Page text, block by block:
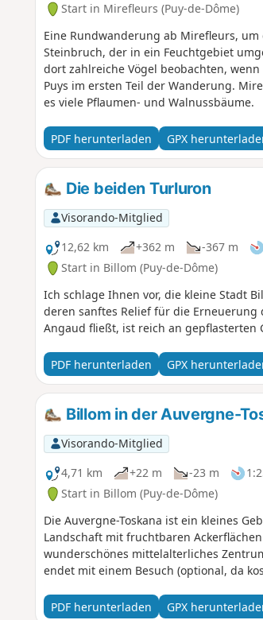
Start in Mirefleurs (Puy-de-Dôme)
Eine Rundwanderung ab Mirefleurs,
Steinbruch, der in ein Feuchtgebiet
dort zahlreiche Vögel beobachten,
Puys im ersten Teil der Wanderung.
es viele Pflaumen- und Walnussbäume.
PDF herunterladen GPX
Die beiden Turluron
Visorando-Mitglied
12,62 km
+362 m -367 m
Start in Billom (Puy-de-Dôme)
Ich schlage Ihnen vor, die kleine Stadt
deren sanftes Relief für die
Angaud fließt, ist reich an gepflasterten
PDF herunterladen GPX
Billom in der Auvergne-
Visorando-Mitglied
4,71 km
+22 m -23 m
Start in Billom (Puy-de-Dôme)
Die Auvergne-Toskana ist ein kleines
Landschaft mit fruchtbaren
wunderschönes mittelalterliches
endet mit einem Besuch (optional, da
PDF herunterladen GPX